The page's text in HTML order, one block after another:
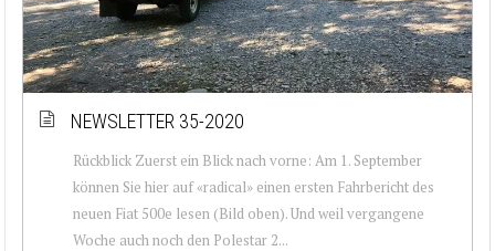
NEWSLETTER 35-2020
Rückblick Zuerst ein Blick nach vorne: Am 1. September
können Sie hier auf «radical» einen ersten Fahrbericht des
neuen Fiat 500e lesen (Bild oben). Und weil vergangene
Woche auch noch den Polestar 2...